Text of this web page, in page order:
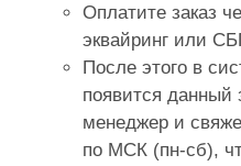
Оплатите заказ
эквайринг или
После этого в
появится данный
менеджер и
по МСК (пн-сб),